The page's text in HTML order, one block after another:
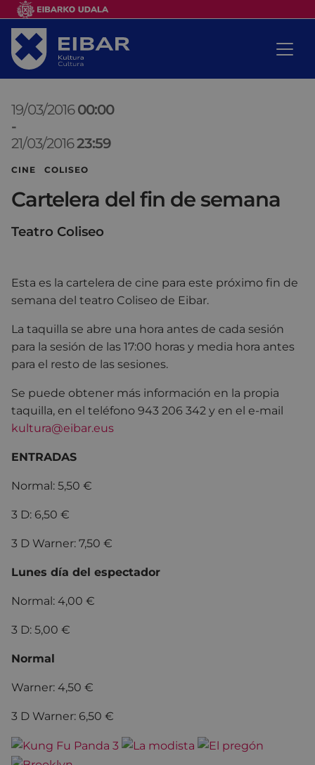
19/03/201600:00
-
21/03/201623:59
CINE COLISEO
Cartelera del fin de semana
Teatro Coliseo
Esta es la cartelera de cine para este próximo fin de
semana del teatro Coliseo de Eibar.
La taquilla se abre una hora antes de cada sesión
para la sesión de las 17:00 horas y media hora antes
para el resto de las sesiones.
Se puede obtener más información en la propia
taquilla, en el teléfono 943 206 342 y en el e-mail
kultura@eibar.eus
ENTRADAS
Normal: 5,50 €
3 D: 6,50 €
3 D Warner: 7,50 €
Lunes día del espectador
Normal: 4,00 €
3 D: 5,00 €
Normal
Warner: 4,50 €
3 D Warner: 6,50 €